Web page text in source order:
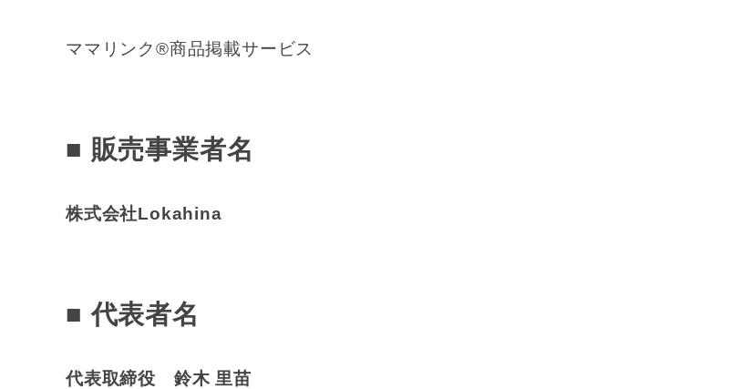
ママリンク®商品掲載サービス
■ 販売事業者名
株式会社Lokahina
■ 代表者名
代表取締役 鈴木 里苗